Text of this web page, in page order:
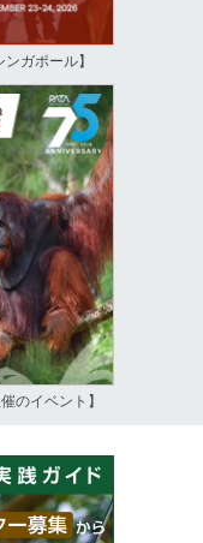
ガポール】
のイベント】